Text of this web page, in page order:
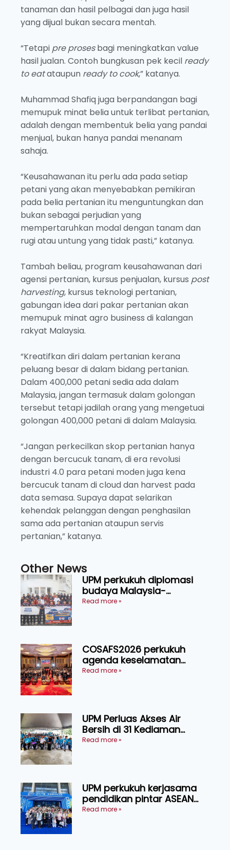
tanaman dan hasil pelbagai dan juga hasil
yang dijual bukan secara mentah.
“Tetapi pre prosesbagi meningkatkan value
hasil jualan. Contoh bungkusan pek kecil ready
to eatataupun ready to cook,” katanya.
Muhammad Shafiq juga berpandangan bagi
memupuk minat belia untuk terlibat pertanian,
adalah dengan membentuk belia yang pandai
menjual, bukan hanya pandai menanam
sahaja.
“Keusahawanan itu perlu ada pada setiap
petani yang akan menyebabkan pemikiran
pada belia pertanian itu menguntungkan dan
bukan sebagai perjudian yang
mempertaruhkan modal dengan tanam dan
rugi atau untung yang tidak pasti,” katanya.
Tambah beliau, program keusahawanan dari
agensi pertanian, kursus penjualan, kursus post
harvesting, kursus teknologi pertanian,
gabungan idea dari pakar pertanian akan
memupuk minat agro business di kalangan
rakyat Malaysia.
“Kreatifkan diri dalam pertanian kerana
peluang besar di dalam bidang pertanian.
Dalam 400,000 petani sedia ada dalam
Malaysia, jangan termasuk dalam golongan
tersebut tetapi jadilah orang yang mengetuai
golongan 400,000 petani di dalam Malaysia.
“Jangan perkecilkan skop pertanian hanya
dengan bercucuk tanam, di era revolusi
industri 4.0 para petani moden juga kena
bercucuk tanam di cloud dan harvest pada
data semasa. Supaya dapat selarikan
kehendak pelanggan dengan penghasilan
sama ada pertanian ataupun servis
pertanian,” katanya.
Other News
UPM perkukuh diplomasi
budaya Malaysia-
Indonesia melalui Narasi
Read more »
COSAFS2026 perkukuh
agenda keselamatan
makanan, AgriHub pacu
Read more »
UPM Perluas Akses Air
Bersih di 31 Kediaman
Orang Asli Tasik Chini
Read more »
UPM perkukuh kerjasama
pendidikan pintar ASEAN
menerusi lawatan rasmi ke
Read more »